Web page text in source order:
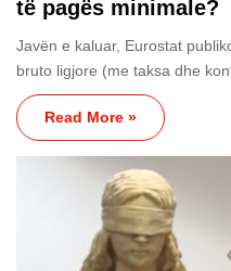
të pagës minimale?
Javën e kaluar, Eurostat
bruto ligjore (me taksa dhe
Read More »